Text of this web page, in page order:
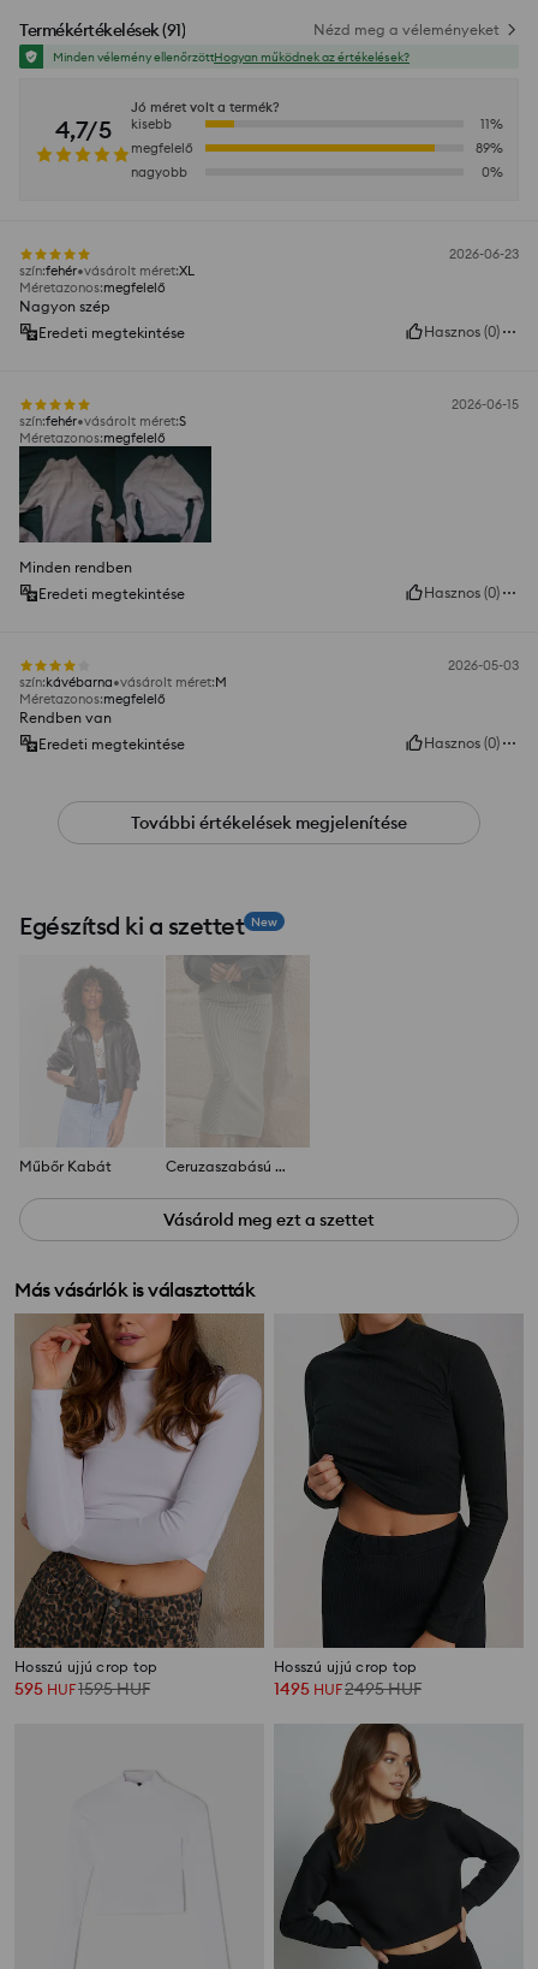
Termékértékelések(91) Nézd meg a véleményeket
Minden vélemény ellenőrzöttHogyan működnek az értékelések?
4,7/5
Jó méret volt a termék?
kisebb
11%
megfelelő
89%
nagyobb
0%
2026-06-23
szín:fehér vásárolt méret:XL
Méretazonos:megfelelő
Nagyon szép
Eredeti megtekintése
Hasznos (0)
2026-06-15
szín:fehér vásárolt méret:S
Méretazonos:megfelelő
Minden rendben
Eredeti megtekintése
Hasznos (0)
2026-05-03
szín:kávébarna vásárolt méret:M
Méretazonos:megfelelő
Rendben van
Eredeti megtekintése
Hasznos (0)
További értékelések megjelenítése
Egészítsd ki a szettet New
Műbőr Kabát Ceruzaszabású midiszoknya
Vásárold meg ezt a szettet
Más vásárlók is választották
Hosszú ujjú crop top
595 HUF1595HUF
Hosszú ujjú crop top
1495 HUF2495HUF